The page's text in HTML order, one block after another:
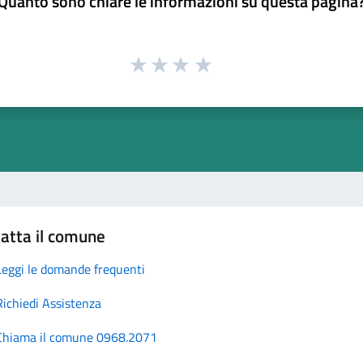
il comune
le domande frequenti
Assistenza
il comune 0968.2071